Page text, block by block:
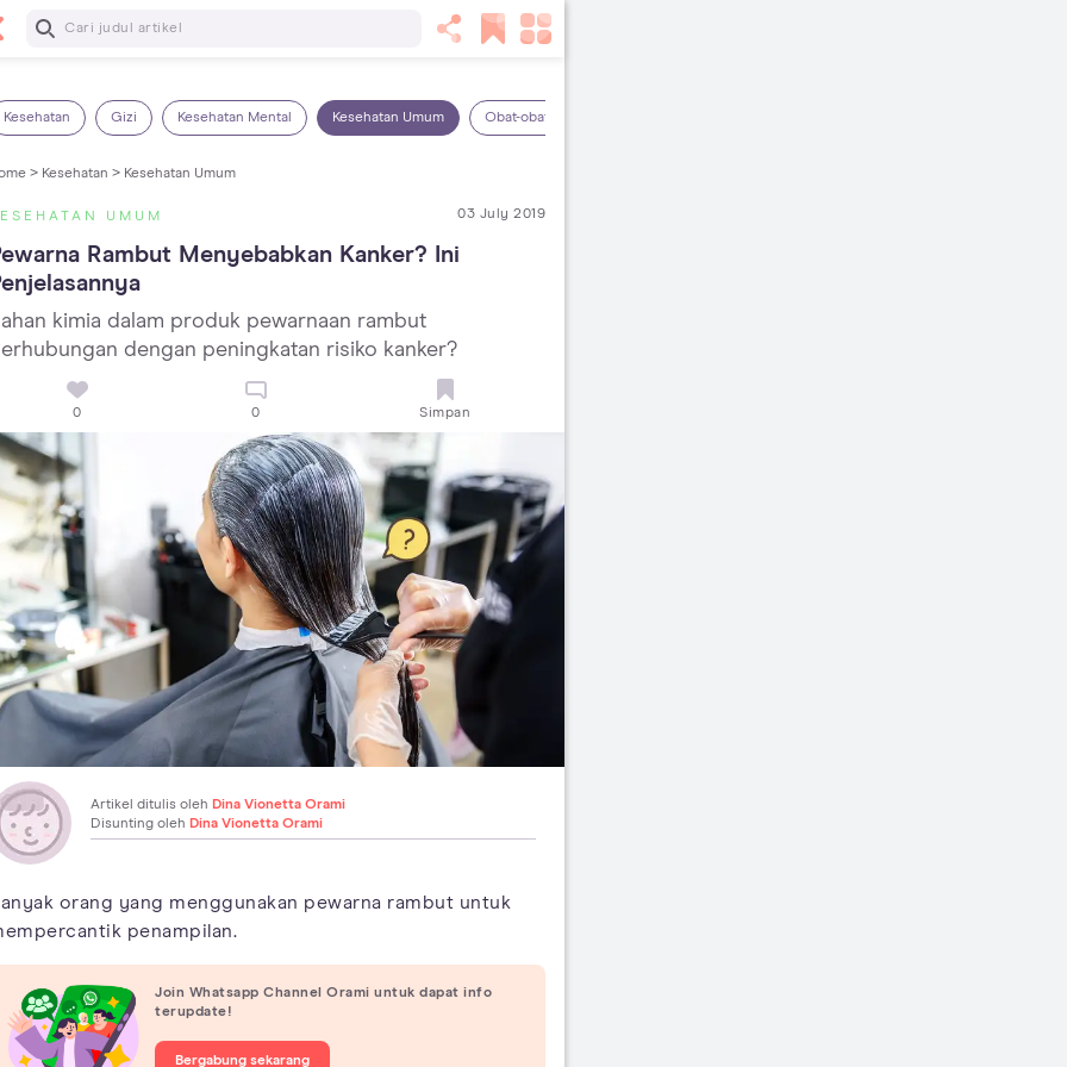
Baca Selanjutnya
Kesehatan Gizi Kesehatan Mental Kesehatan Umum Obat-obatan
> Kesehatan > Kesehatan Umum
UMUM 03 July 2019
Rambut Menyebabkan Kanker? Ini
kimia dalam produk pewarnaan rambut
dengan peningkatan risiko kanker?
0 0 Simpan
Artikel ditulis oleh Dina Vionetta Orami
Disunting oleh Dina Vionetta Orami
orang yang menggunakan pewarna rambut untuk
penampilan.
Join Whatsapp Channel Orami untuk dapat info
terupdate!
Bergabung sekarang